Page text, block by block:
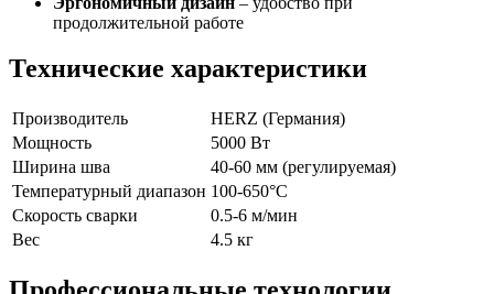
продолжительной работе
Технические характеристики
Производитель
HERZ (Германия)
Мощность
5000 Вт
Ширина шва
40-60 мм (регулируемая)
Температурный диапазон 100-650°C
Скорость сварки
0.5-6 м/мин
Вес
4.5 кг